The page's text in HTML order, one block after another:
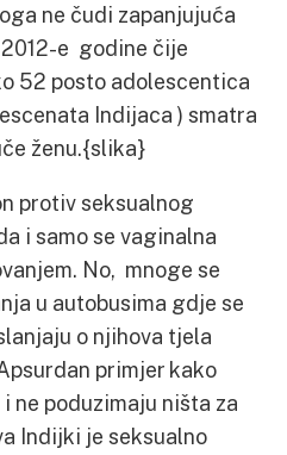
ne čudi zapanjujuća
e godine čije
52 posto adolescentica
Indijaca ) smatra
ženu.{slika}
protiv seksualnog
i samo se vaginalna
No, mnoge se
u autobusima gdje se
o njihova tjela
primjer kako
poduzimaju ništa za
Indijki je seksualno